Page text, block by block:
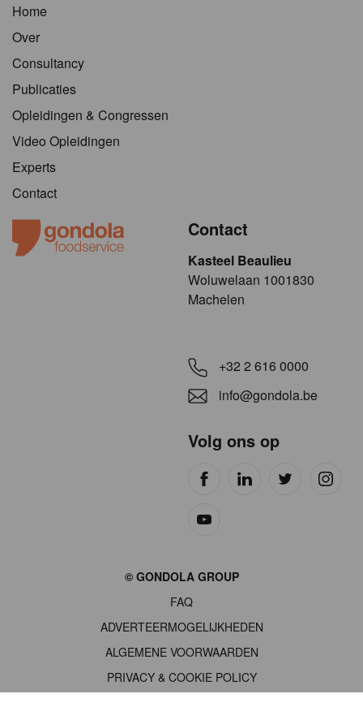
Home
Over
Consultancy
Publicaties
Opleidingen & Congressen
Video Opleidingen
Experts
Contact
Contact
Kasteel Beaulieu
​​​Woluwelaan 1001830
Machelen
+32 2 616 0000
info@gondola.be
Volg ons op
© GONDOLA GROUP
FAQ
ADVERTEERMOGELIJKHEDEN
ALGEMENE VOORWAARDEN
PRIVACY & COOKIE POLICY